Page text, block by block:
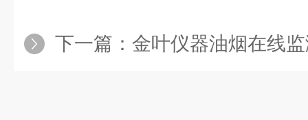
下一篇： 金叶仪器油烟在线监测站